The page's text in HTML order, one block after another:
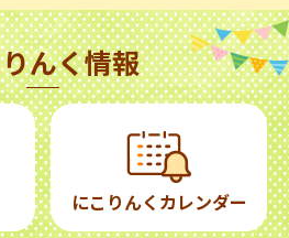
んく情報
にこりんくカレンダー